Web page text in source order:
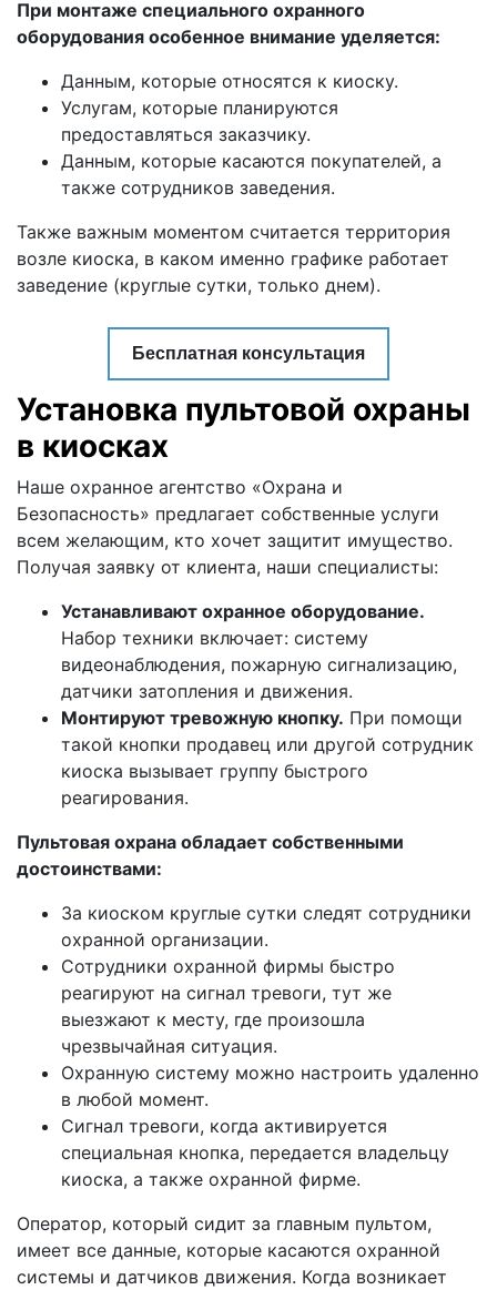
При монтаже специального охранного
оборудования особенное внимание уделяется:
Данным, которые относятся к киоску.
Услугам, которые планируются
предоставляться заказчику.
Данным, которые касаются покупателей, а
также сотрудников заведения.
Также важным моментом считается территория
возле киоска, в каком именно графике работает
заведение (круглые сутки, только днем).
Бесплатная консультация
Установка пультовой охраны
в киосках
Наше охранное агентство «Охрана и
Безопасность» предлагает собственные услуги
всем желающим, кто хочет защитит имущество.
Получая заявку от клиента, наши специалисты:
Устанавливают охранное оборудование.
Набор техники включает: систему
видеонаблюдения, пожарную сигнализацию,
датчики затопления и движения.
Монтируют тревожную кнопку. При помощи
такой кнопки продавец или другой сотрудник
киоска вызывает группу быстрого
реагирования.
Пультовая охрана обладает собственными
достоинствами:
За киоском круглые сутки следят сотрудники
охранной организации.
Сотрудники охранной фирмы быстро
реагируют на сигнал тревоги, тут же
выезжают к месту, где произошла
чрезвычайная ситуация.
Охранную систему можно настроить удаленно
в любой момент.
Сигнал тревоги, когда активируется
специальная кнопка, передается владельцу
киоска, а также охранной фирме.
Оператор, который сидит за главным пультом,
имеет все данные, которые касаются охранной
системы и датчиков движения. Когда возникает